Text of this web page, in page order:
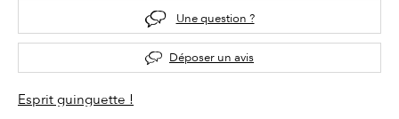
Une question ?
Déposer un avis
Esprit guinguette !